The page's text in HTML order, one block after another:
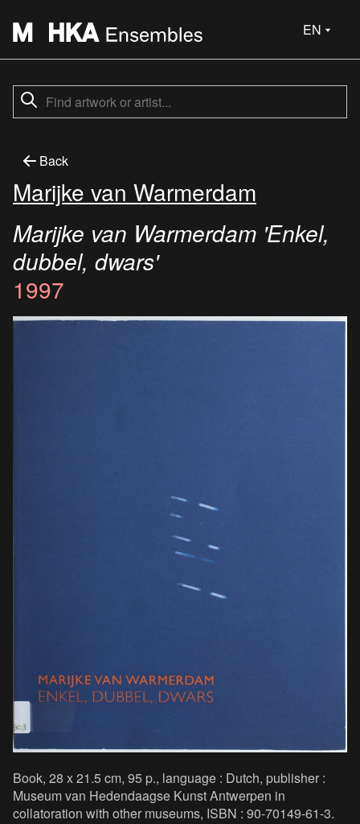
EN
Back
Marijke van Warmerdam
Marijke van Warmerdam 'Enkel,
dubbel, dwars'
1997
Book, 28 x 21.5 cm, 95 p., language : Dutch, publisher :
Museum van Hedendaagse Kunst Antwerpen in
collatoration with other museums, ISBN : 90-70149-61-3.